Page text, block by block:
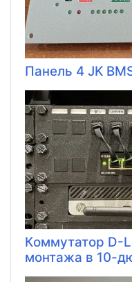
Панель 4 JK
Коммутатор D-
монтажа в 10-